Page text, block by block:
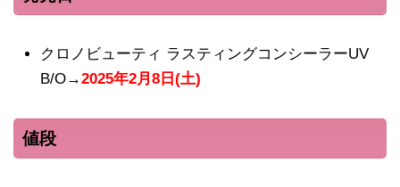
クロノビューティ ラスティングコンシーラーUV
B/O→2025年2月8日(土)
値段